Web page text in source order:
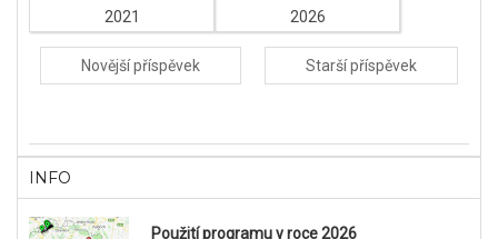
2021
2026
Novější příspěvek Starší příspěvek
INFO
Použití programu v roce 2026